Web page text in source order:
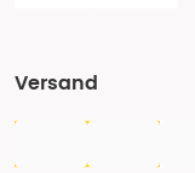
Versand